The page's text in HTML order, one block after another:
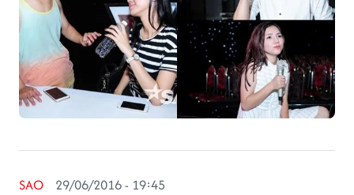
SAO 29/06/2016 - 19:45